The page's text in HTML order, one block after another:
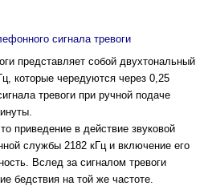
сигнала тревоги
представляет собой двухтональный
которые чередуются через 0,25
тревоги при ручной подаче
приведение в действие звуковой
службы 2182 кГц и включение его
Вслед за сигналом тревоги
бедствия на той же частоте.